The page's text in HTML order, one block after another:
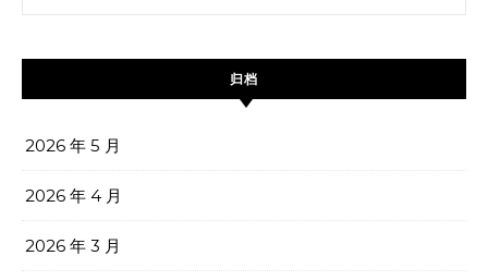
归档
2026 年 5 月
2026 年 4 月
2026 年 3 月